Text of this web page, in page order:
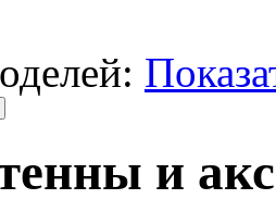
и